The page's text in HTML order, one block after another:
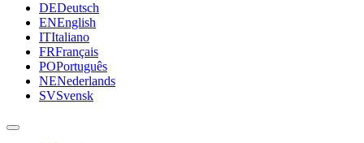
DEDeutsch
ENEnglish
ITItaliano
FRFrançais
POPortuguês
NENederlands
SVSvensk